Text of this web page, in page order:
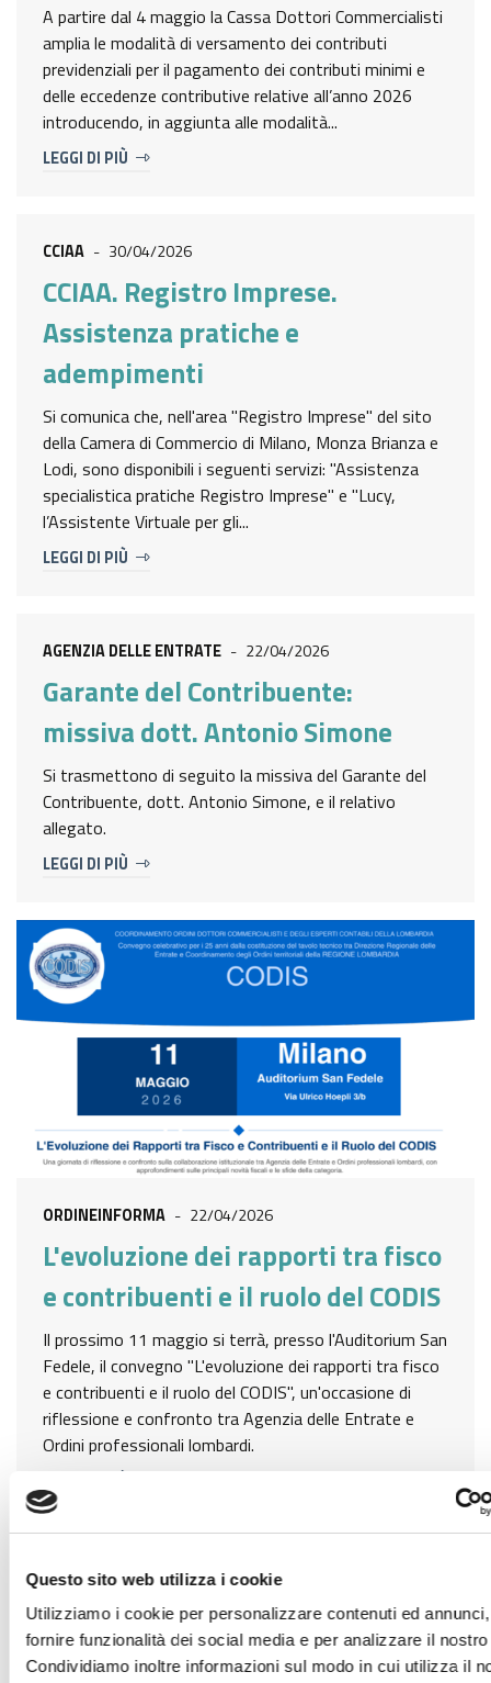
Questo sito web utilizza i cookie
Utilizziamo i cookie per personalizzare contenuti ed
fornire funzionalità dei social media e per analizzare il
Condividiamo inoltre informazioni sul modo in cui utilizza il
A partire dal 4 maggio la Cassa Dottori Commercialisti
amplia le modalità di versamento dei contributi
previdenziali per il pagamento dei contributi minimi e
delle eccedenze contributive relative all’anno 2026
introducendo, in aggiunta alle modalità...
LEGGI DI PIÙ
CCIAA - 30/04/2026
CCIAA. Registro Imprese.
Assistenza pratiche e
adempimenti
Si comunica che, nell'area "Registro Imprese" del sito
della Camera di Commercio di Milano, Monza Brianza e
Lodi, sono disponibili i seguenti servizi: "Assistenza
specialistica pratiche Registro Imprese" e "Lucy,
l’Assistente Virtuale per gli...
LEGGI DI PIÙ
AGENZIA DELLE ENTRATE - 22/04/2026
Garante del Contribuente:
missiva dott. Antonio Simone
Si trasmettono di seguito la missiva del Garante del
Contribuente, dott. Antonio Simone, e il relativo
allegato.
LEGGI DI PIÙ
ORDINEINFORMA - 22/04/2026
L'evoluzione dei rapporti tra fisco
e contribuenti e il ruolo del CODIS
Il prossimo 11 maggio si terrà, presso l'Auditorium San
Fedele, il convegno "L'evoluzione dei rapporti tra fisco
e contribuenti e il ruolo del CODIS", un'occasione di
riflessione e confronto tra Agenzia delle Entrate e
Ordini professionali lombardi.